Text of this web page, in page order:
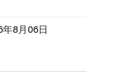
8月06日